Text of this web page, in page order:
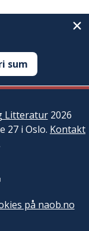
sum
Litteratur2026
27 i Oslo. Kontakt
på naob.no